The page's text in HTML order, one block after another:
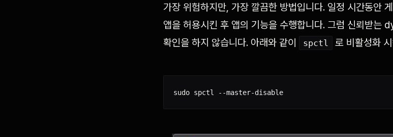
가장 위험하지만, 가장 깔끔한 방법입니다. 일정 시간동안
앱을 허용시킨 후 앱의 기능을 수행합니다. 그럼 신뢰받는
확인을 하지 않습니다. 아래와 같이
spctl 로 비활성화
sudo spctl --master-disable